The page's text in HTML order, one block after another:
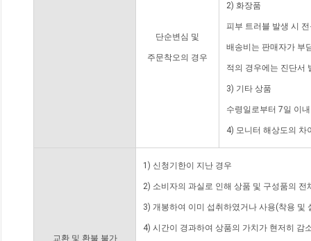
단순변심 및
주문착오의 경우
2) 화장품
피부 트러블 발생 시
배송비는 판매자가 부
적의 경우에는 진단서
3) 기타 상품
수령일로부터 7일 이
4) 모니터 해상도의 차
교환 및 환불 불가
1) 신청기한이 지난 경우
2) 소비자의 과실로 인해 상품 및 구성품의
3) 개봉하여 이미 섭취하였거나 사용(착용 및
4) 시간이 경과하여 상품의 가치가 현저히 감